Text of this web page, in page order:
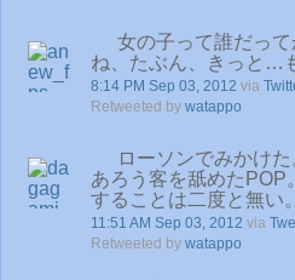
女の子って誰だっ
ね、たぶん、きっと…
8:14 PM Sep 03, 2012 via
Retweeted by watappo
ローソンでみかけ
あろう客を舐めたPOP
することは二度と無い
11:51 AM Sep 03, 2012 via
Retweeted by watappo